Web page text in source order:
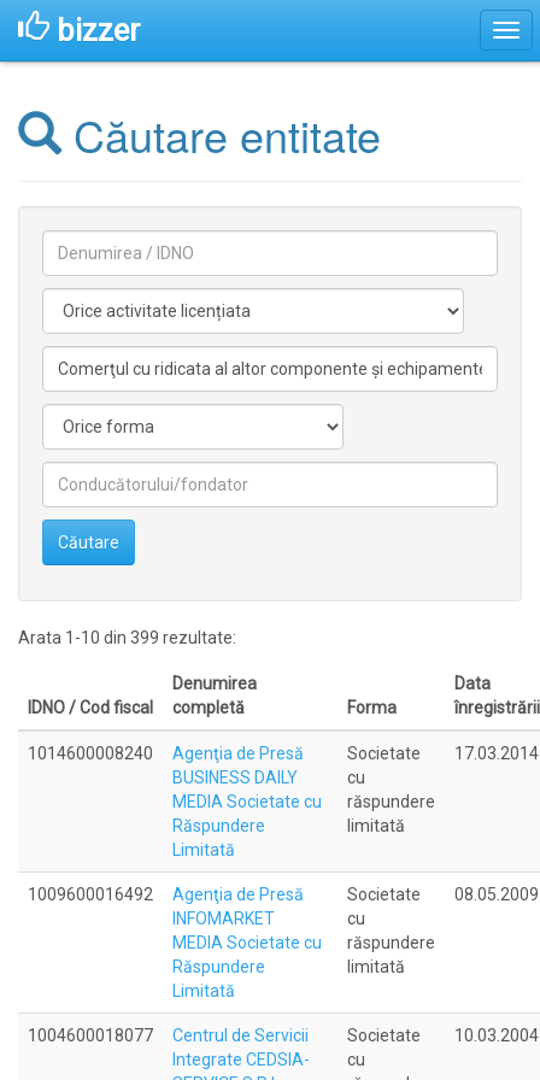
bizzer
Căutare entitate
licentiata
nelicentiata
Căutare
Arata 1-10 din 399 rezultate:
IDNO / Cod fiscal
Denumirea
completă
Forma
Data
înregistrării
1014600008240
Agenţia de Presă
BUSINESS DAILY
MEDIA Societate cu
Răspundere
Limitată
Societate
cu
răspundere
limitată
17.03.2014
1009600016492
Agenţia de Presă
INFOMARKET
MEDIA Societate cu
Răspundere
Limitată
Societate
cu
răspundere
limitată
08.05.2009
1004600018077
Centrul de Servicii
Integrate CEDSIA-
Societate
cu
10.03.2004